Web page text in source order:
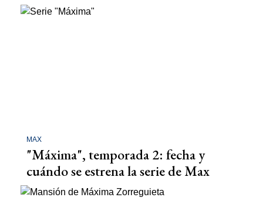
MAX
"Máxima", temporada 2: fecha y
cuándo se estrena la serie de Max